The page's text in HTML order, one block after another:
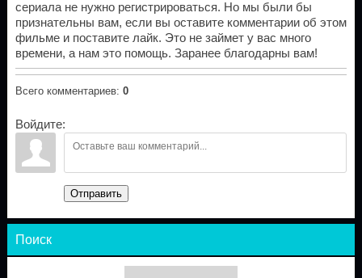
сериала не нужно регистрироваться. Но мы были бы
признательны вам, если вы оставите комментарии об этом
фильме и поставите лайк. Это не займет у вас много
времени, а нам это помощь. Заранее благодарны вам!
Всего комментариев: 0
Войдите:
Отправить
Поиск